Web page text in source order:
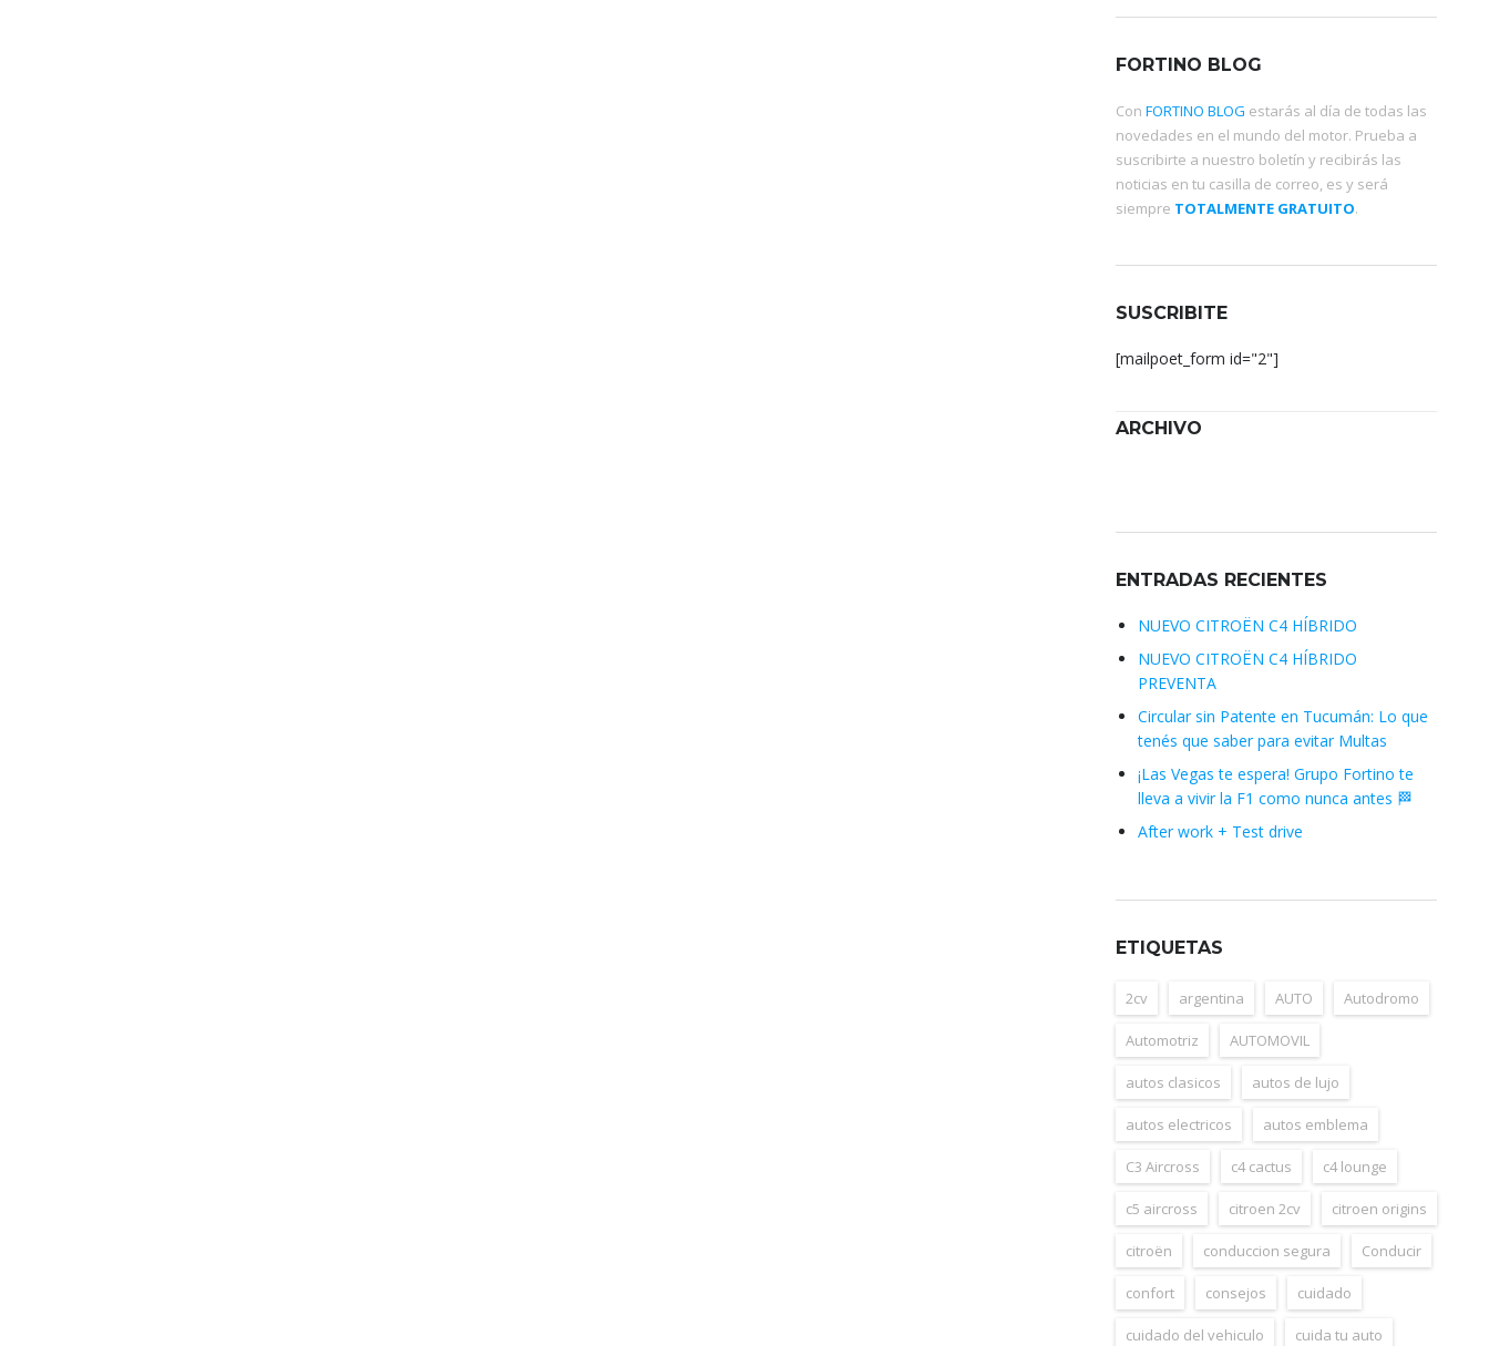
FORTINO BLOG
Con FORTINO BLOG estarás al día de todas las
novedades en el mundo del motor. Prueba a
suscribirte a nuestro boletín y recibirás las
noticias en tu casilla de correo, es y será
siempre TOTALMENTE GRATUITO.
SUSCRIBITE
[mailpoet_form id="2"]
ARCHIVO
ENTRADAS RECIENTES
NUEVO CITROËN C4 HÍBRIDO
NUEVO CITROËN C4 HÍBRIDO
PREVENTA
Circular sin Patente en Tucumán: Lo que
tenés que saber para evitar Multas
¡Las Vegas te espera! Grupo Fortino te
lleva a vivir la F1 como nunca antes 🏁
After work + Test drive
ETIQUETAS
2cv argentina AUTO Autodromo
Automotriz AUTOMOVIL
autos clasicos autos de lujo
autos electricos autos emblema
C3 Aircross c4 cactus c4 lounge
c5 aircross citroen 2cv citroen origins
citroën conduccion segura Conducir
confort consejos cuidado
cuidado del vehiculo cuida tu auto